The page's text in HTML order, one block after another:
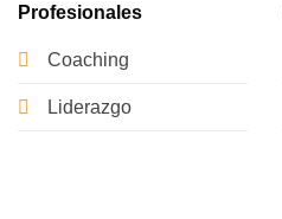
Profesionales
Coaching
Liderazgo